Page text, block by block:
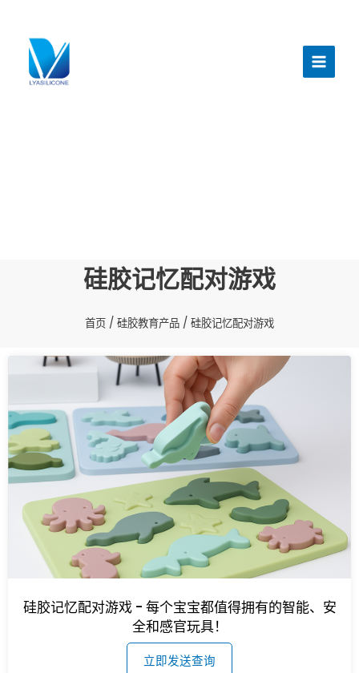
菜
硅胶记忆配对游戏
首页 / 硅胶教育产品 / 硅胶记忆配对游戏
硅胶记忆配对游戏 - 每个宝宝都值得拥有的智能、安
全和感官玩具！
立即发送查询